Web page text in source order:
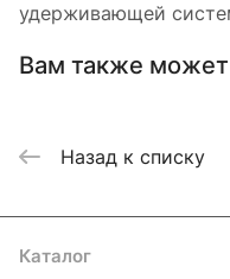
удерживающей
Вам также может
Назад к списку
Каталог